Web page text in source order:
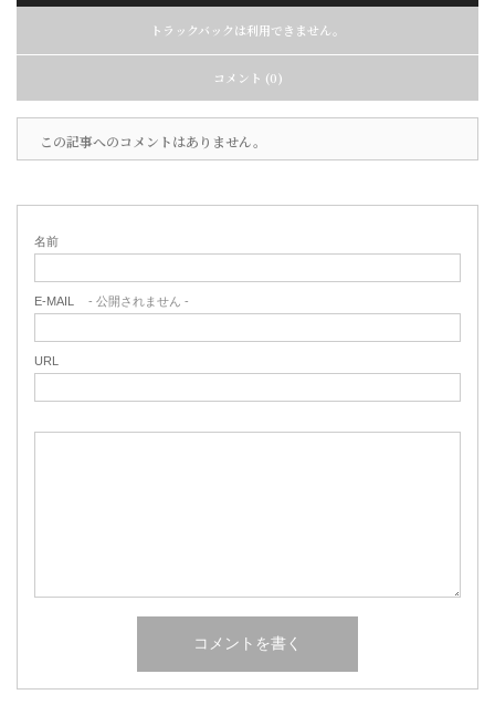
トラックバックは利用できません。
コメント (0)
この記事へのコメントはありません。
名前
E-MAIL - 公開されません -
URL